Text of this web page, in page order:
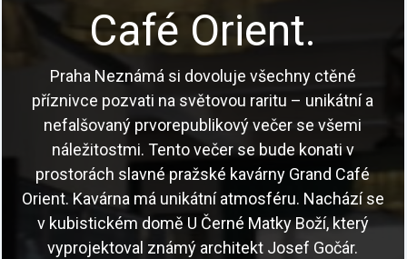
Café Orient.
Praha Neznámá si dovoluje všechny ctěné
příznivce pozvati na světovou raritu – unikátní a
nefalšovaný prvorepublikový večer se všemi
náležitostmi. Tento večer se bude konati v
prostorách slavné pražské kavárny Grand Café
Orient. Kavárna má unikátní atmosféru. Nachází se
v kubistickém domě U Černé Matky Boží, který
vyprojektoval známý architekt Josef Gočár.